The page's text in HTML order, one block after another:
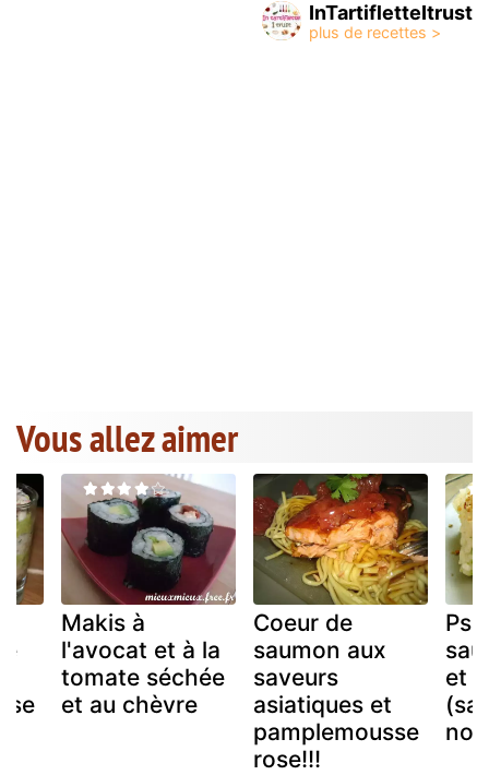
InTartifletteItrust
Vous allez aimer
Makis à
l'avocat et à la
tomate séchée
et au chèvre
Coeur de
saumon aux
saveurs
asiatiques et
pamplemousse
rose!!!
et